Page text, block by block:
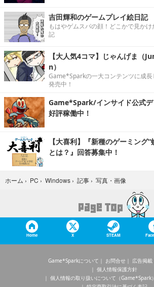
吉田輝和のゲームプレイ絵日記
もはやゲムスパの顔！どこかで見か
記
【大人気4コマ】じゃんげま（
n）
Game*Sparkの一大コンテンツに成
発売中！
Game*Spark/インサイド公式
好評稼働中！
【大喜利】『新種のゲーミング
とは？』回答募集中！
ホーム › PC › Windows › 記事 › 写真・画像
Home X STEAM
Game*Sparkについて お問合せ 広告掲載
個人情報保護方針
個人情報の取り扱いについて（Game*Spark）